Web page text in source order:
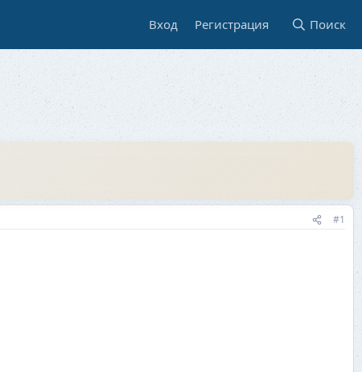
Вход Регистрация Поиск
#1